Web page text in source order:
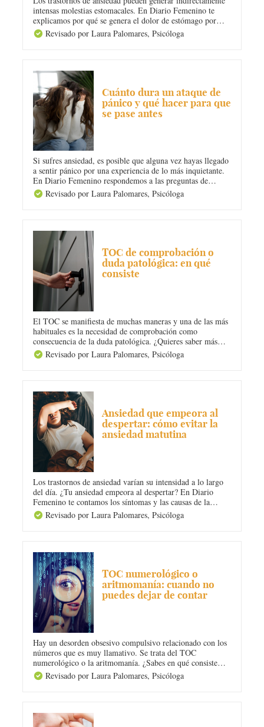
intensas molestias estomacales. En Diario Femenino te
explicamos por qué se genera el dolor de estómago por
ansiedad o estrés y qué puedes hacer para ponerle remedio.
¡Recuerda la importancia de acudir a un psicólogo para
Revisado por Laura Palomares,Psicóloga
Cuánto dura un ataque de
pánico y qué hacer para que
se pase antes
Si sufres ansiedad, es posible que alguna vez hayas llegado
a sentir pánico por una experiencia de lo más inquietante.
En Diario Femenino respondemos a las preguntas de
cuánto dura un ataque de pánico y qué hacer para que se
pase antes. ¡Te ayudamos a recuperar la calma!
Revisado por Laura Palomares,Psicóloga
TOC de comprobación o
duda patológica: en qué
consiste
El TOC se manifiesta de muchas maneras y una de las más
habituales es la necesidad de comprobación como
consecuencia de la duda patológica. ¿Quieres saber más
sobre este tipo de Trastorno Obsesivo Compulsivo? En
Diario Femenino te contamos en qué consiste y cuál es su
Revisado por Laura Palomares,Psicóloga
Ansiedad que empeora al
despertar: cómo evitar la
ansiedad matutina
Los trastornos de ansiedad varían su intensidad a lo largo
del día. ¿Tu ansiedad empeora al despertar? En Diario
Femenino te contamos los síntomas y las causas de la
ansiedad por las mañanas y también te damos algunas
técnicas y estrategias muy efectivas para evitar la ansiedad
Revisado por Laura Palomares,Psicóloga
TOC numerológico o
aritmomanía: cuando no
puedes dejar de contar
Hay un desorden obsesivo compulsivo relacionado con los
números que es muy llamativo. Se trata del TOC
numerológico o la aritmomanía. ¿Sabes en qué consiste
exactamente este Trastorno Obsesivo Compulsivo? ¿Cómo
limita la vida de quién lo sufre?¿Cómo se puede tratar? En
Revisado por Laura Palomares,Psicóloga